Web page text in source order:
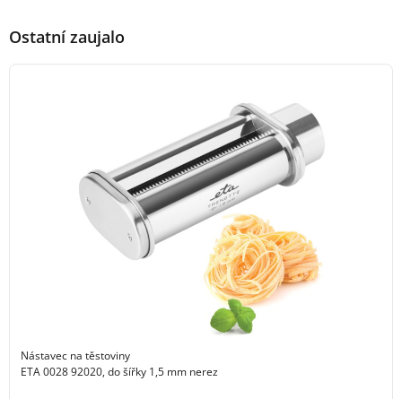
Ostatní zaujalo
Nástavec na těstoviny
ETA 0028 92020, do šířky 1,5 mm nerez